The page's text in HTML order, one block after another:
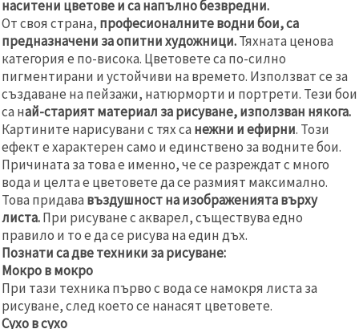
наситени цветове и са напълно безвредни.
От своя страна, професионалните водни бои, са
предназначени за опитни художници.Тяхната ценова
категория е по-висока. Цветовете са по-силно
пигментирани и устойчиви на времето. Използват се за
създаване на пейзажи, натюрморти и портрети. Тези бои
са най-старият материал за рисуване, използван някога.
Картините нарисувани с тях са нежни и ефирни. Този
ефект е характерен само и единствено за водните бои.
Причината за това е именно, че се разреждат с много
вода и целта е цветовете да се размият максимално.
Това придава въздушност на изображенията върху
листа.При рисуване с акварел, съществува едно
правило и то е да се рисува на един дъх.
Познати са две техники за рисуване:
Мокро в мокро
При тази техника първо с вода се намокря листа за
рисуване, след което се нанасят цветовете.
Сухо в сухо